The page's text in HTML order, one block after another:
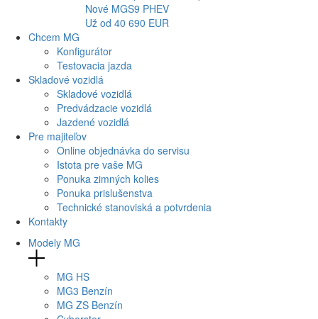
Nové MGS9 PHEV
Už od 40 690 EUR
Chcem MG
Konfigurátor
Testovacia jazda
Skladové vozidlá
Skladové vozidlá
Predvádzacie vozidlá
Jazdené vozidlá
Pre majiteľov
Online objednávka do servisu
Istota pre vaše MG
Ponuka zimných kolies
Ponuka prislušenstva
Technické stanoviská a potvrdenia
Kontakty
Modely MG
MG HS
MG3 Benzín
MG ZS Benzín